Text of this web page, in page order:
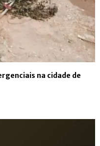
na cidade de